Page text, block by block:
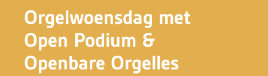
Orgelwoensdag met
Open Podium &
Openbare Orgelles